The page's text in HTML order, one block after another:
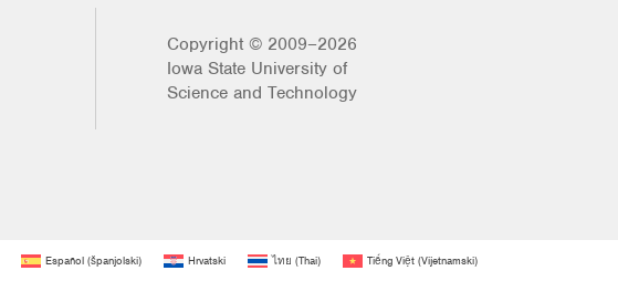
Copyright © 2009–2026
Iowa State University of
Science and Technology
Español (španjolski) Hrvatski ไทย (Thai) Tiếng Việt (Vijetnamski)